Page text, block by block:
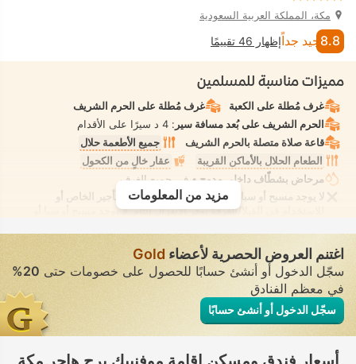
مكة، المملكة العربية السعودية
8.8 جيد جداًإظهار 46 تقييمًا
مميزات مناسبة للمسلمين
غرف مُطلة على الكعبة
غرف مُطلة على الحرم الشريف
الحرم الشريف على بُعد مسافة سير : 4 د سيرًا على الأقدام
قاعة صلاة متصلة بالحرم الشريف
جميع الأطعمة حلال
الطعام الحلال بالأماكن القريبة
عقار خالٍ من الكحول
مرحاض بشطّاف داخلي مدمج• في جميع الغرف
لا يوجد مسبح أو سبا أو شاطئ للسيدات فقط أو للتأجير الخاص أو
للاستخدام في الفيلا/الغرفة يوفر الانعزال التام. لا يوجد مسبح أو سبا أو
مزيد من المعلومات
اغتنم العروض الحصرية لأعضاء Gold
سجّل الدخول أو أنشئ حسابًا للحصول على خصومات حتى20%
في معظم الفنادق
سجّل الدخول أو أنشئ حسابًا